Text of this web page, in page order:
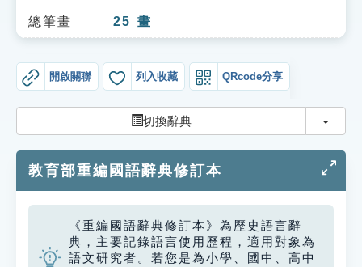
單字索引
貓頭鷹博士
總筆畫 25 畫
開啟關聯 列入收藏 QRcode分享
切換辭典 切換
教育部重編國語辭典修訂本
《重編國語辭典修訂本》為歷史語言辭
典，主要記錄語言使用歷程，適用對象為
語文研究者。若您是為小學、國中、高中